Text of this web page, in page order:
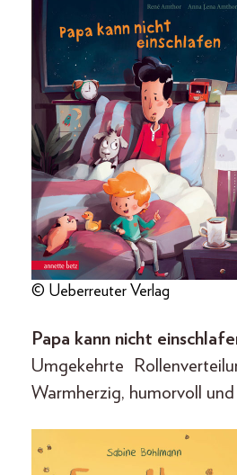
© Ueberreuter Verlag
Papa kann nicht
Umgekehrte
Warmherzig, humorvoll